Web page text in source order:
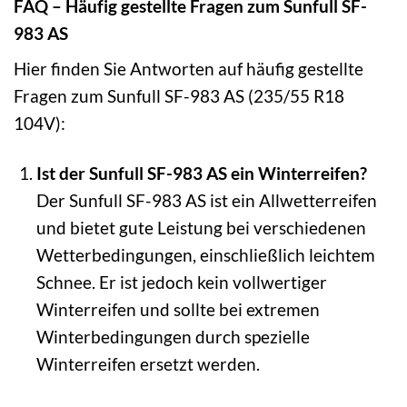
FAQ – Häufig gestellte Fragen zum Sunfull SF-
983 AS
Hier finden Sie Antworten auf häufig gestellte
Fragen zum Sunfull SF-983 AS (235/55 R18
104V):
Ist der Sunfull SF-983 AS ein Winterreifen?
Der Sunfull SF-983 AS ist ein Allwetterreifen
und bietet gute Leistung bei verschiedenen
Wetterbedingungen, einschließlich leichtem
Schnee. Er ist jedoch kein vollwertiger
Winterreifen und sollte bei extremen
Winterbedingungen durch spezielle
Winterreifen ersetzt werden.